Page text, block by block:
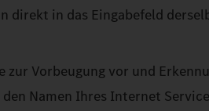
direkt in das Eingabefeld
zur Vorbeugung vor und
Namen Ihres Internet